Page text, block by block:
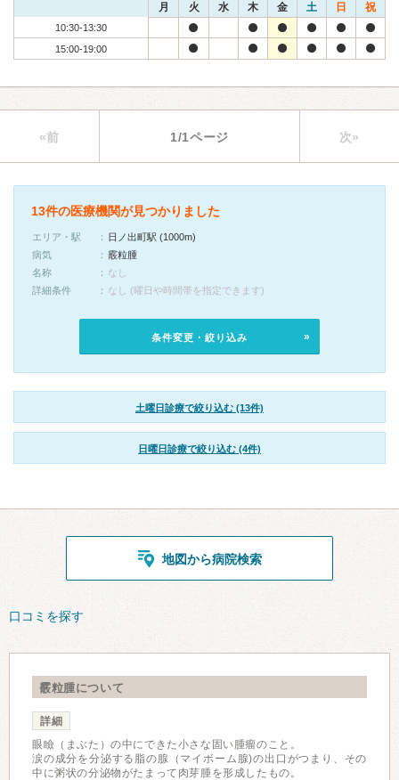
月 火 水 木 金 土 日 祝
10:30-13:30
15:00-19:00
«前 1/1ページ 次»
13件の医療機関が見つかりました
エリア・駅
日ノ出町駅 (1000m)
病気
霰粒腫
名称
なし
詳細条件
なし (曜日や時間帯を指定できます)
条件変更・絞り込み
土曜日診療で絞り込む (13件)
日曜日診療で絞り込む (4件)
地図から病院検索
口コミを探す
霰粒腫について
詳細
眼瞼（まぶた）の中にできた小さな固い腫瘤のこと。
涙の成分を分泌する脂の腺（マイボーム腺)の出口がつまり、その
中に粥状の分泌物がたまって肉芽腫を形成したもの。